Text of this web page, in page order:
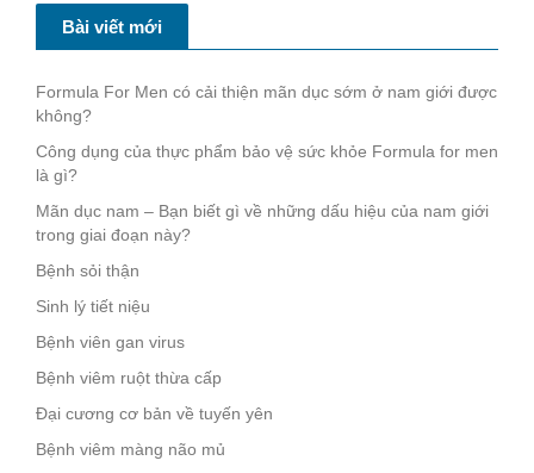
Bài viết mới
Formula For Men có cải thiện mãn dục sớm ở nam giới được
không?
Công dụng của thực phẩm bảo vệ sức khỏe Formula for men
là gì?
Mãn dục nam – Bạn biết gì về những dấu hiệu của nam giới
trong giai đoạn này?
Bệnh sỏi thận
Sinh lý tiết niệu
Bệnh viên gan virus
Bệnh viêm ruột thừa cấp
Đại cương cơ bản về tuyến yên
Bệnh viêm màng não mủ